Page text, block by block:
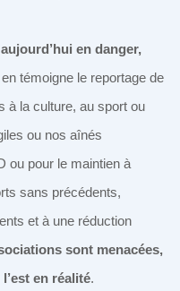
en danger,
témoigne le reportage de
à la culture, au sport ou
ou nos aînés
ou pour le maintien à
sans précédents,
et à une réduction
sont menacées,
en réalité.